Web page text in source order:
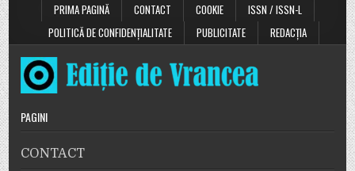
PRIMA PAGINĂ
CONTACT COOKIE
ISSN / ISSN-L
POLITICĂ DE CONFIDENȚIALITATE
PUBLICITATE REDACȚIA
PAGINI
CONTACT